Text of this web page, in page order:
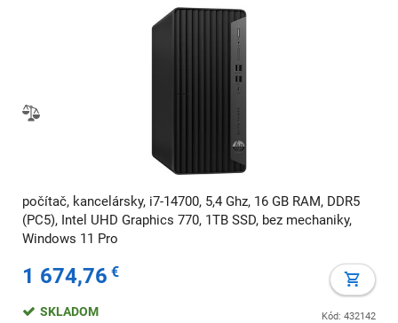
počítač, kancelársky, i7-14700, 5,4 Ghz, 16 GB RAM, DDR5
(PC5), Intel UHD Graphics 770, 1TB SSD, bez mechaniky,
Windows 11 Pro
1 674,76 €
Kód: 432142
SKLADOM